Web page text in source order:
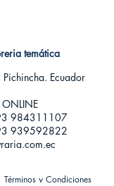
temática
Ecuador
984311107
939592822
y Condiciones